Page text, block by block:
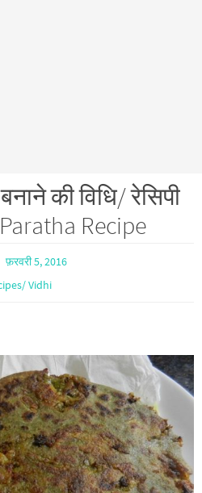
की विधि/ रेसिपी
Recipe
फ़रवरी 5, 2016
Vidhi